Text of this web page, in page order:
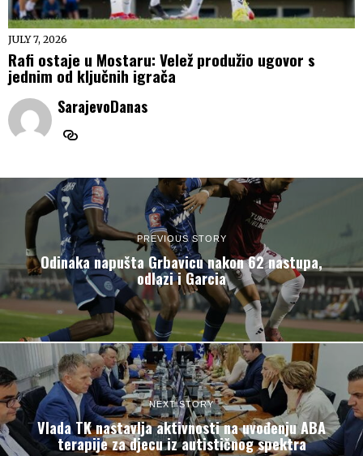
JULY 7, 2026
Rafi ostaje u Mostaru: Velež produžio ugovor s
jednim od ključnih igrača
SarajevoDanas
PREVIOUS STORY
Odinaka napušta Grbavicu nakon 62 nastupa,
odlazi i Garcia
NEXT STORY
Vlada TK nastavlja aktivnosti na uvođenju ABA
terapije za djecu iz autističnog spektra